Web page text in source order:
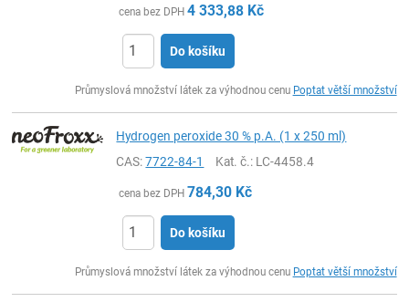
cena bez DPH 4 333,88 Kč
Do košíku
Průmyslová množství látek za výhodnou cenu Poptat větší množství
Hydrogen peroxide 30 % p.A. (1 x 250 ml)
CAS:7722-84-1 Kat. č.: LC-4458.4
cena bez DPH 784,30 Kč
Do košíku
Průmyslová množství látek za výhodnou cenu Poptat větší množství